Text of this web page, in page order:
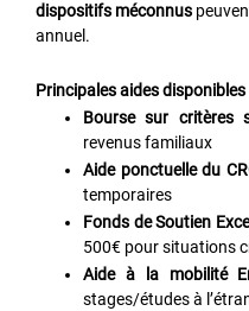
dispositifs méconnus
annuel.
Principales aides disponibles
Bourse sur critères
revenus familiaux
Aide ponctuelle du
temporaires
Fonds de Soutien
500€ pour situations
Aide à la mobilité
stages/études à